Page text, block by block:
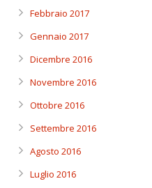
Febbraio 2017
Gennaio 2017
Dicembre 2016
Novembre 2016
Ottobre 2016
Settembre 2016
Agosto 2016
Luglio 2016